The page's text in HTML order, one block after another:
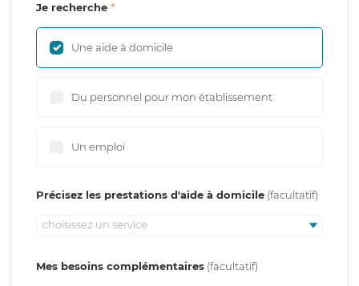
Je recherche
Une aide à domicile
Du personnel pour mon établissement
Un emploi
Précisez les prestations d'aide à domicile
choisissez un service
Mes besoins complémentaires